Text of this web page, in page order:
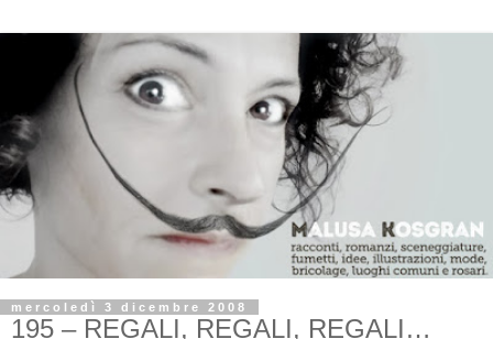
mercoledì 3 dicembre 2008
195 – REGALI, REGALI, REGALI…